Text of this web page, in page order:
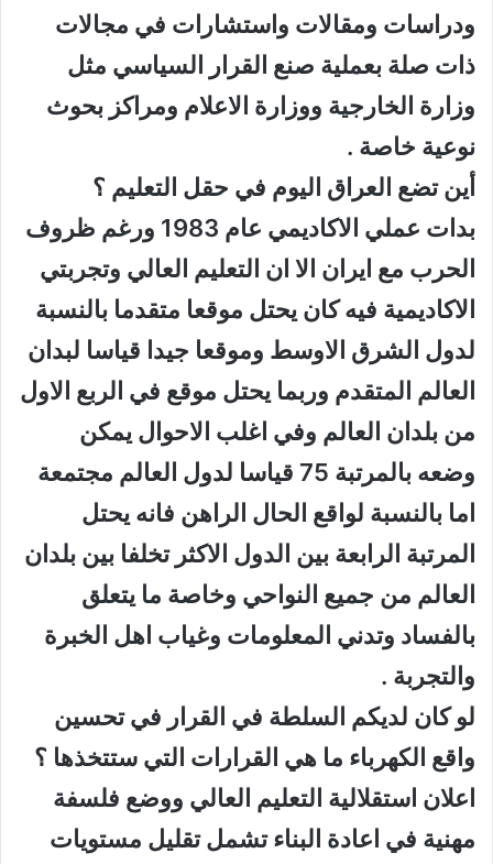
ودراسات ومقالات واستشارات في مجالات
ذات صلة بعملية صنع القرار السياسي مثل
وزارة الخارجية ووزارة الاعلام ومراكز بحوث
نوعية خاصة .
أين تضع العراق اليوم في حقل التعليم ؟
بدات عملي الاكاديمي عام 1983 ورغم ظروف
الحرب مع ايران الا ان التعليم العالي وتجربتي
الاكاديمية فيه كان يحتل موقعا متقدما بالنسبة
لدول الشرق الاوسط وموقعا جيدا قياسا لبدان
العالم المتقدم وربما يحتل موقع في الربع الاول
من بلدان العالم وفي اغلب الاحوال يمكن
وضعه بالمرتبة 75 قياسا لدول العالم مجتمعة
اما بالنسبة لواقع الحال الراهن فانه يحتل
المرتبة الرابعة بين الدول الاكثر تخلفا بين بلدان
العالم من جميع النواحي وخاصة ما يتعلق
بالفساد وتدني المعلومات وغياب اهل الخبرة
والتجربة .
لو كان لديكم السلطة في القرار في تحسين
واقع الكهرباء ما هي القرارات التي ستتخذها ؟
اعلان استقلالية التعليم العالي ووضع فلسفة
مهنية في اعادة البناء تشمل تقليل مستويات